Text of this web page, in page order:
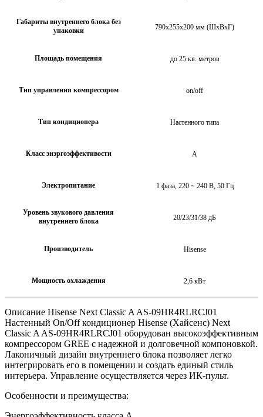
Габариты внутреннего блока без
упаковки
790x255x200 мм (ШхВхГ)
Площадь помещения до 25 кв. метров
Тип управления компрессором on/off
Тип кондиционера Настенного типа
Класс энэргоэффективости А
Электропитание 1 фаза, 220 ~ 240 В, 50 Гц
Уровень звукового давления
внутреннего блока
20/23/31/38 дБ
Производитель Hisense
Мощность охлаждения 2,6 кВт
Описание Hisense Next Classic A AS-09HR4RLRCJ01
Настенный On/Off кондиционер Hisense (Хайсенс) Next
Classic A AS-09HR4RLRCJ01 оборудован высокоэффективным
компрессором GREE с надежной и долговечной компоновкой.
Лаконичный дизайн внутреннего блока позволяет легко
интегрировать его в помещении и создать единый стиль
интерьера. Управление осуществляется через ИК-пульт.
Особенности и преимущества: